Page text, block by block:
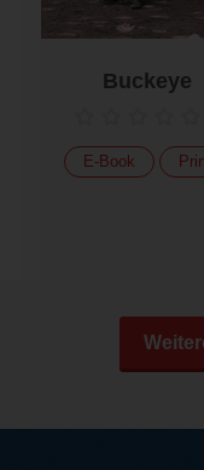
Buckeye
E-Book